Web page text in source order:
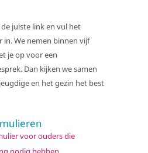
juiste link en vul het
We nemen binnen vijf
je op voor een
Dan kijken we samen
en het gezin het best
voor ouders die